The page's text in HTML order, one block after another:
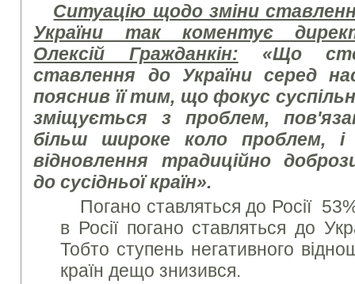
Ситуацію щодо зміни
України так коментує
Олексій Гражданкін:
«Що
ставлення до України серед
пояснив її тим, що фокус
зміщується з проблем,
більш широке коло проблем,
відновлення традиційно
до сусідньої країн».
Погано ставляться до Росії
в Росії погано ставляться до
Тобто ступень негативного
країн дещо знизився.